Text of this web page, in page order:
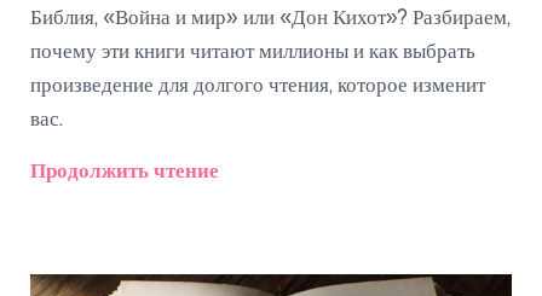
Библия, «Война и мир» или «Дон Кихот»? Разбираем,
почему эти книги читают миллионы и как выбрать
произведение для долгого чтения, которое изменит
вас.
Продолжить чтение